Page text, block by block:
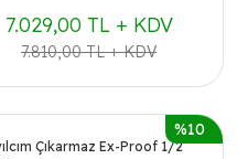
7.029,00 TL + KDV
7.810,00 TL + KDV
%10